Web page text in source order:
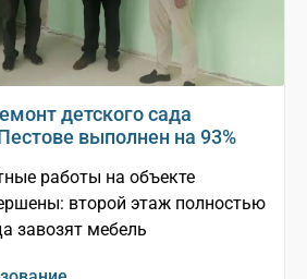
детского сада
выполнен на 93%
работы на объекте
второй этаж полностью
завозят мебель